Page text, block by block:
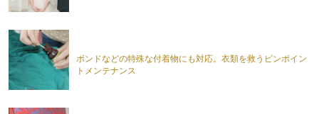
ボンドなどの特殊な付着物にも対応。衣類を救うピンポイン
トメンテナンス